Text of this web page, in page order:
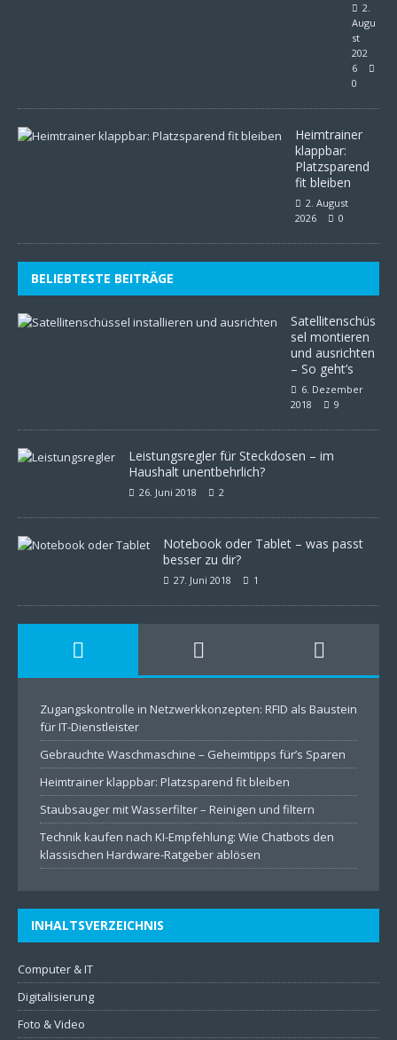
2.
Augu
st
202
6
0
Heimtrainer
klappbar:
Platzsparend
fit bleiben
2. August
2026
0
BELIEBTESTE BEITRÄGE
Satellitenschüs
sel montieren
und ausrichten
– So geht’s
6. Dezember
2018
9
Leistungsregler für Steckdosen – im
Haushalt unentbehrlich?
26. Juni 2018 2
Notebook oder Tablet – was passt
besser zu dir?
27. Juni 2018 1
Zugangskontrolle in Netzwerkkonzepten: RFID als Baustein
für IT-Dienstleister
Gebrauchte Waschmaschine – Geheimtipps für’s Sparen
Heimtrainer klappbar: Platzsparend fit bleiben
Staubsauger mit Wasserfilter – Reinigen und filtern
Technik kaufen nach KI-Empfehlung: Wie Chatbots den
klassischen Hardware-Ratgeber ablösen
INHALTSVERZEICHNIS
Computer & IT
Digitalisierung
Foto & Video